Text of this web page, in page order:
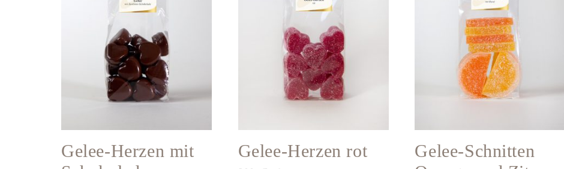
Gelee-Herzen mit
Gelee-Herzen rot
Gelee-Schnitten